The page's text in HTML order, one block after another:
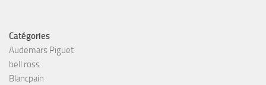
Catégories
Audemars Piguet
bell ross
Blancpain